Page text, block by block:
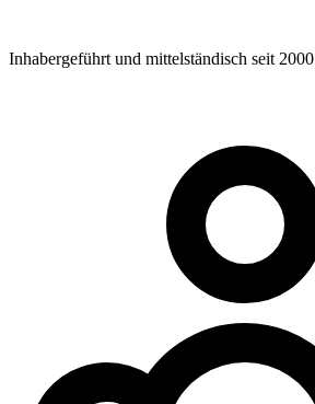
Inhabergeführt und mittelständisch seit 2000